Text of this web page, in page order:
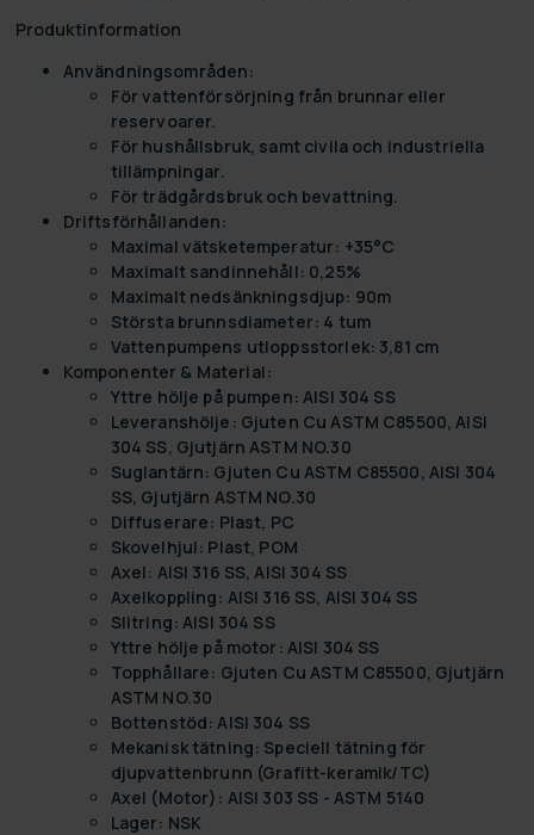
Produktinformation
Användningsområden:
För vattenförsörjning från brunnar eller
reservoarer.
För hushållsbruk, samt civila och industriella
tillämpningar.
För trädgårdsbruk och bevattning.
Driftsförhållanden:
Maximal vätsketemperatur: +35°C
Maximalt sandinnehåll: 0,25%
Maximalt nedsänkningsdjup: 90m
Största brunnsdiameter: 4 tum
Vattenpumpens utloppsstorlek: 3,81 cm
Komponenter & Material:
Yttre hölje på pumpen: AISI 304 SS
Leveranshölje: Gjuten Cu ASTM C85500, AISI
304 SS, Gjutjärn ASTM NO.30
Suglantärn: Gjuten Cu ASTM C85500, AISI 304
SS, Gjutjärn ASTM NO.30
Diffuserare: Plast, PC
Skovelhjul: Plast, POM
Axel: AISI 316 SS, AISI 304 SS
Axelkoppling: AISI 316 SS, AISI 304 SS
Slitring: AISI 304 SS
Yttre hölje på motor: AISI 304 SS
Topphållare: Gjuten Cu ASTM C85500, Gjutjärn
ASTM NO.30
Bottenstöd: AISI 304 SS
Mekanisk tätning: Speciell tätning för
djupvattenbrunn (Grafitt-keramik/TC)
Axel (Motor): AISI 303 SS - ASTM 5140
Lager: NSK